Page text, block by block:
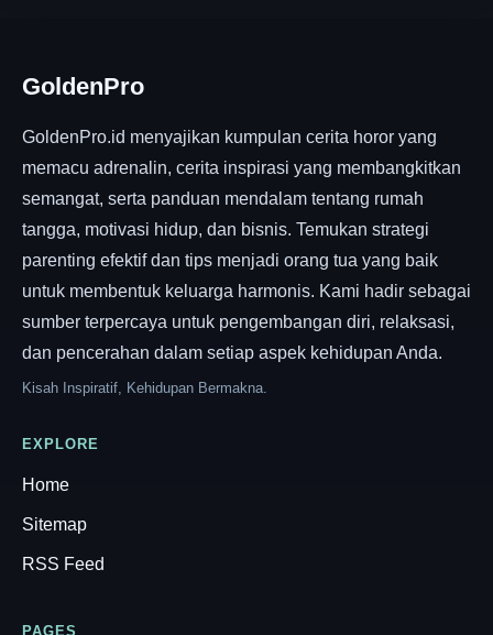
GoldenPro
GoldenPro.id menyajikan kumpulan cerita horor yang
memacu adrenalin, cerita inspirasi yang membangkitkan
semangat, serta panduan mendalam tentang rumah
tangga, motivasi hidup, dan bisnis. Temukan strategi
parenting efektif dan tips menjadi orang tua yang baik
untuk membentuk keluarga harmonis. Kami hadir sebagai
sumber terpercaya untuk pengembangan diri, relaksasi,
dan pencerahan dalam setiap aspek kehidupan Anda.
Kisah Inspiratif, Kehidupan Bermakna.
EXPLORE
Home
Sitemap
RSS Feed
PAGES